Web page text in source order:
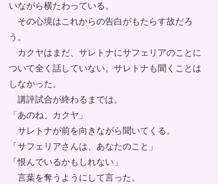
いながら横たわっている。
その心境はこれからの告白がもたらす故だろ
う。
カクヤはまだ、サレトナにサフェリアのことに
ついて全く話していない。サレトナも聞くことは
しなかった。
講評試合が終わるまでは。
「あのね、カクヤ」
サレトナが前を向きながら聞いてくる。
「サフェリアさんは、あなたのこと」
「恨んでいるかもしれない」
言葉を奪うようにして言った。